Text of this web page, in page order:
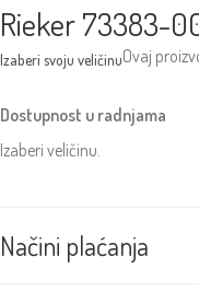
Rieker 73383-
Ovaj
Dostupnost u radnjama
Izaberi veličinu.
Načini plaćanja